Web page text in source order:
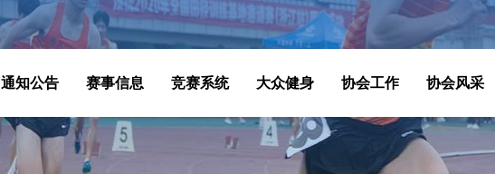
通知公告 赛事信息 竞赛系统 大众健身 协会工作 协会风采